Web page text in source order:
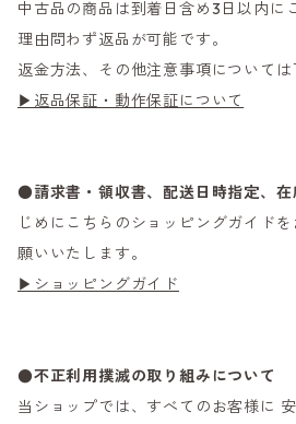
中古品の商品は到着日含め3日以内に
理由問わず返品が可能です。
返金方法、その他注意事項については
▶返品保証・動作保証について
●請求書・領収書、配送日時指定、
じめにこちらのショッピングガイド
願いいたします。
▶ショッピングガイド
●不正利用撲滅の取り組みについて
当ショップでは、すべてのお客様に